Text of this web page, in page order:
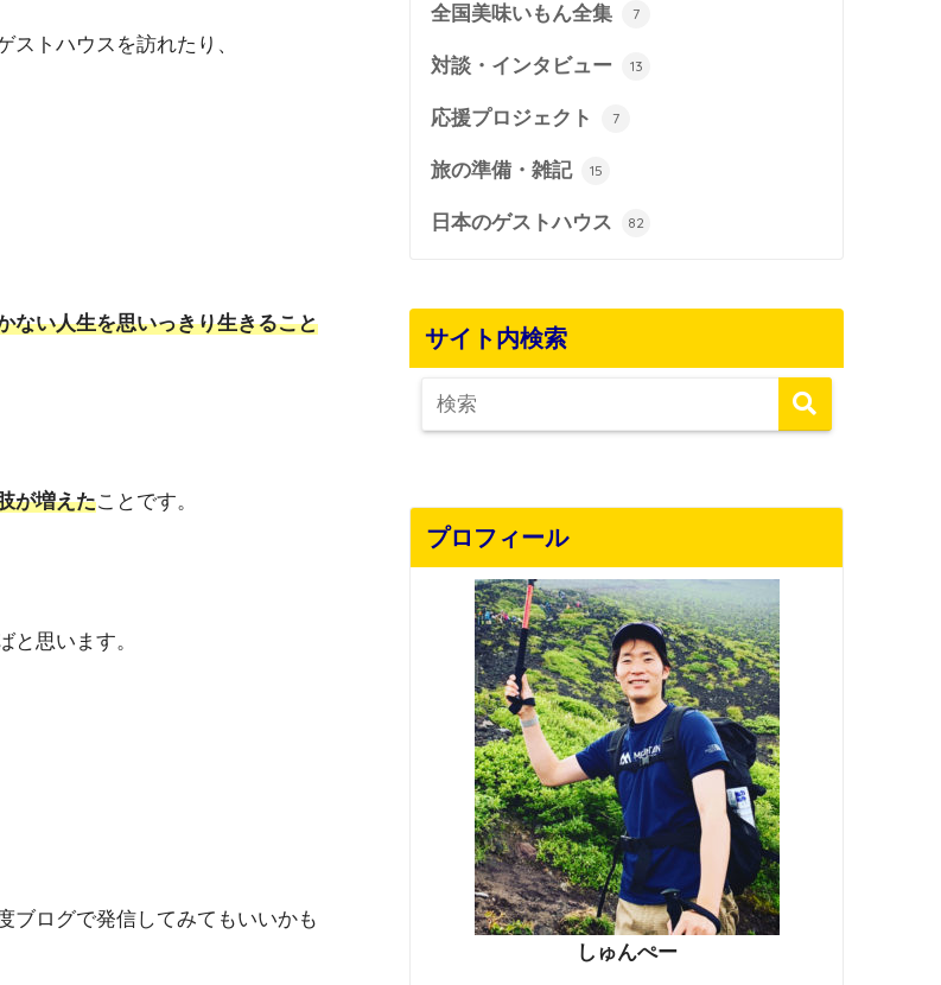
トハウスを訪れたり、
ない人生を思いっきり生きること
が増えたことです。
と思います。
ブログで発信してみてもいいかも
全国美味いもん全集 7
対談・インタビュー 13
応援プロジェクト 7
旅の準備・雑記 15
日本のゲストハウス 82
サイト内検索
プロフィール
しゅんぺー